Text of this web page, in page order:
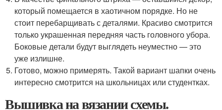
который помещается в хаотичном порядке. Но не
стоит перебарщивать с деталями. Красиво смотрится
только украшенная передняя часть головного убора.
Боковые детали будут выглядеть неуместно — это
уже излишне.
Готово, можно примерять. Такой вариант шапки очень
интересно смотрится на школьницах или студентках.
Вышивка на вязании схемы.